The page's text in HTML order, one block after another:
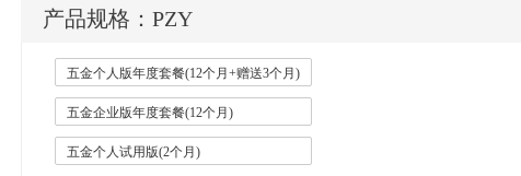
产品规格： PZY
五金个人版年度套餐(12个月+赠送3个月)
五金企业版年度套餐(12个月)
五金个人试用版(2个月)